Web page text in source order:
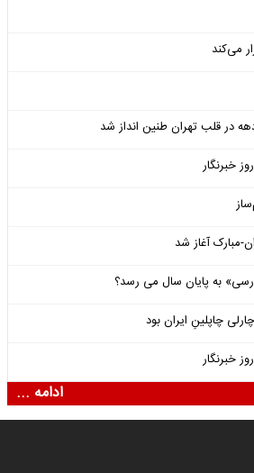
می‌کند
خبرنگار
مبارک آغاز شد
به پایان سال می رسد؟
چاپلینِ ایران بود
خبرنگار
ادامه ...